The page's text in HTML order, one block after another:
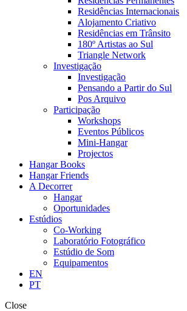
Residências Internacionais
Alojamento Criativo
Residências em Trânsito
180º Artistas ao Sul
Triangle Network
Investigação
Investigação
Pensando a Partir do Sul
Pos Arquivo
Participação
Workshops
Eventos Públicos
Mini-Hangar
Projectos
Hangar Books
Hangar Friends
A Decorrer
Hangar
Oportunidades
Estúdios
Co-Working
Laboratório Fotográfico
Estúdio de Som
Equipamentos
EN
PT
Close